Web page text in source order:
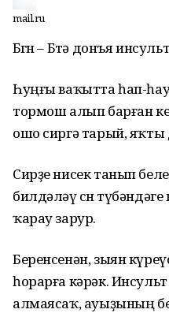
mail.ru
Бөгөн – Бөтә донъя
Һуңғы ваҡытта һап-
тормош алып барған
ошо сиргә тарый,
Сирҙе нисек танып
билдәләү өсөн
ҡарау зарур.
Беренсенән, зыян
һорарға кәрәк.
алмаясаҡ, ауыҙының